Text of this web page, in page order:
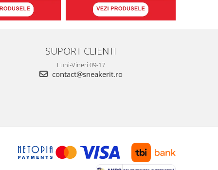
SUPORT CLIENTI
Luni-Vineri 09-17
contact@sneakerit.ro